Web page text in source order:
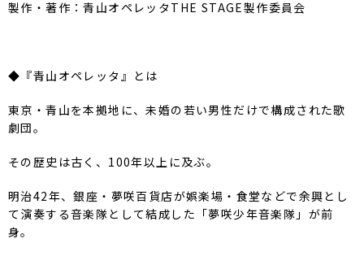
製作・著作：青山オペレッタTHE STAGE製作委員会
◆『青山オペレッタ』とは
東京・青山を本拠地に、未婚の若い男性だけで構成された歌
劇団。
その歴史は古く、100年以上に及ぶ。
明治42年、銀座・夢咲百貨店が娯楽場・ 食堂などで余興とし
て演奏する音楽隊として結成した「夢咲少年音楽隊」が前
身。